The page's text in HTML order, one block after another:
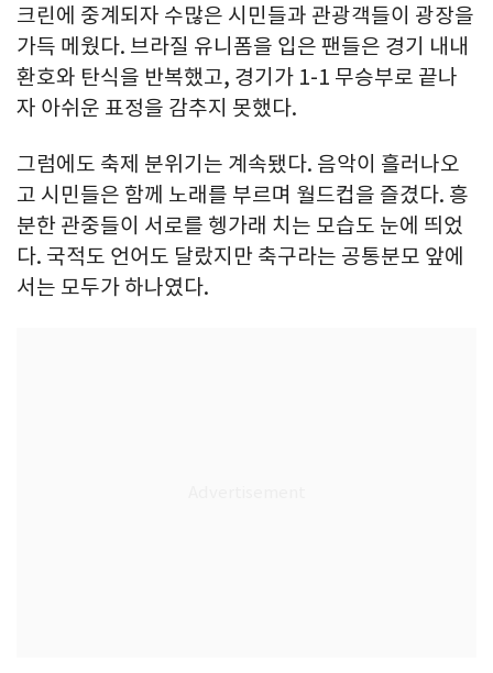
크린에 중계되자 수많은 시민들과 관광객들이 광장을
가득 메웠다. 브라질 유니폼을 입은 팬들은 경기 내내
환호와 탄식을 반복했고, 경기가 1-1 무승부로 끝나
자 아쉬운 표정을 감추지 못했다.
그럼에도 축제 분위기는 계속됐다. 음악이 흘러나오
고 시민들은 함께 노래를 부르며 월드컵을 즐겼다. 흥
분한 관중들이 서로를 헹가래 치는 모습도 눈에 띄었
다. 국적도 언어도 달랐지만 축구라는 공통분모 앞에
서는 모두가 하나였다.